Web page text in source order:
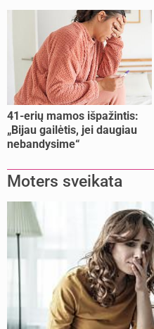
41-erių mamos išpažintis:
„Bijau gailėtis, jei daugiau
nebandysime“
Moters sveikata